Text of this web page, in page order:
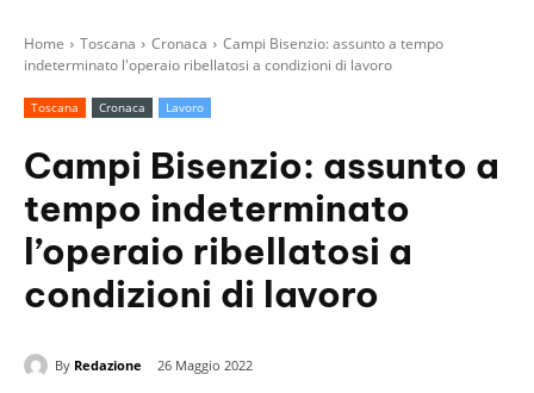
Home Toscana Cronaca
Campi Bisenzio: assunto a tempo
indeterminato l'operaio ribellatosi a condizioni di lavoro
Toscana Cronaca Lavoro
Campi Bisenzio: assunto a
tempo indeterminato
l’operaio ribellatosi a
condizioni di lavoro
By Redazione 26 Maggio 2022